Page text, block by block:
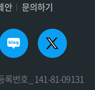
안
문의하기
록번호_ 141-81-09131